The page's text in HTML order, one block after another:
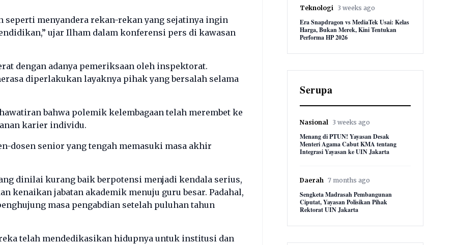
seperti menyandera rekan-rekan yang sejatinya ingin
ujar Ilham dalam konferensi pers di kawasan
dengan adanya pemeriksaan oleh inspektorat.
diperlakukan layaknya pihak yang bersalah selama
bahwa polemik kelembagaan telah merembet ke
karier individu.
dosen senior yang tengah memasuki masa akhir
dinilai kurang baik berpotensi menjadi kendala serius,
kenaikan jabatan akademik menuju guru besar. Padahal,
masa pengabdian setelah puluhan tahun
telah mendedikasikan hidupnya untuk institusi dan
Teknologi 3 weeks ago
Era Snapdragon vs MediaTek Usai: Kelas
Harga, Bukan Merek, Kini Tentukan
Performa HP 2026
Serupa
Nasional 3 weeks ago
Menang di PTUN! Yayasan Desak
Menteri Agama Cabut KMA tentang
Integrasi Yayasan ke UIN Jakarta
Daerah 7 months ago
Sengketa Madrasah Pembangunan
Ciputat, Yayasan Polisikan Pihak
Rektorat UIN Jakarta